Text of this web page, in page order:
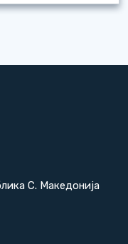
С. Македонија